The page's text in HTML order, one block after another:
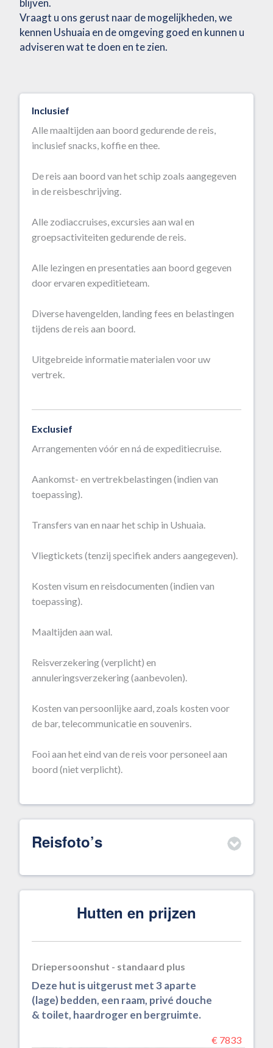
Vraagt u ons gerust naar de mogelijkheden, we
kennen Ushuaia en de omgeving goed en kunnen u
adviseren wat te doen en te zien.
Inclusief
Alle maaltijden aan boord gedurende de reis,
inclusief snacks, koffie en thee.
De reis aan boord van het schip zoals aangegeven
in de reisbeschrijving.
Alle zodiaccruises, excursies aan wal en
groepsactiviteiten gedurende de reis.
Alle lezingen en presentaties aan boord gegeven
door ervaren expeditieteam.
Diverse havengelden, landing fees en belastingen
tijdens de reis aan boord.
Uitgebreide informatie materialen voor uw
vertrek.
Exclusief
Arrangementen vóór en ná de expeditiecruise.
Aankomst- en vertrekbelastingen (indien van
toepassing).
Transfers van en naar het schip in Ushuaia.
Vliegtickets (tenzij specifiek anders aangegeven).
Kosten visum en reisdocumenten (indien van
toepassing).
Maaltijden aan wal.
Reisverzekering (verplicht) en
annuleringsverzekering (aanbevolen).
Kosten van persoonlijke aard, zoals kosten voor
de bar, telecommunicatie en souvenirs.
Fooi aan het eind van de reis voor personeel aan
boord (niet verplicht).
Reisfoto’s
Hutten en prijzen
Driepersoonshut - standaard plus
Deze hut is uitgerust met 3 aparte
(lage) bedden, een raam, privé douche
& toilet, haardroger en bergruimte.
€ 7833